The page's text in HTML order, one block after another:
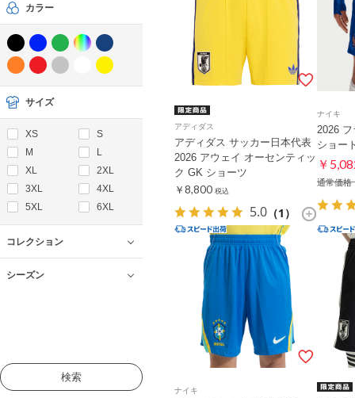
検索
カラー
サイズ
XS
S
M
L
XL
2XL
3XL
4XL
5XL
6XL
コレクション
シーズン
アディダス
アディダス サッカー日本代表
2026 アウェイ オーセンティッ
ク GK ショーツ
￥8,800 税込
5.0 （1）
ナイキ
2026
ショー
￥
通常価格
ナイキ